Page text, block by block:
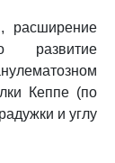
расширение
развитие
Кеппе (по
и углу